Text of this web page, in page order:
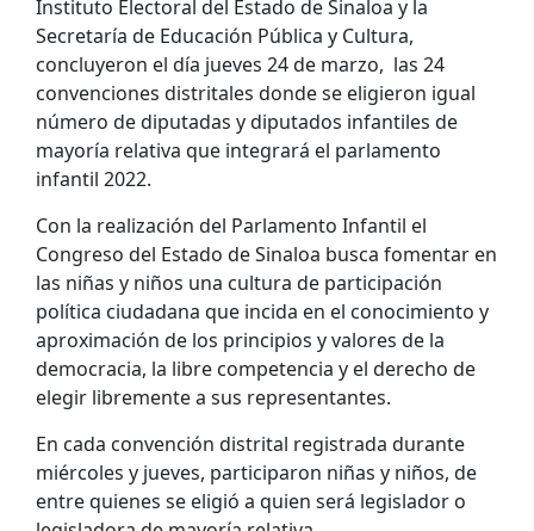
Instituto Electoral del Estado de Sinaloa y la
Secretaría de Educación Pública y Cultura,
concluyeron el día jueves 24 de marzo, las 24
convenciones distritales donde se eligieron igual
número de diputadas y diputados infantiles de
mayoría relativa que integrará el parlamento
infantil 2022.
Con la realización del Parlamento Infantil el
Congreso del Estado de Sinaloa busca fomentar en
las niñas y niños una cultura de participación
política ciudadana que incida en el conocimiento y
aproximación de los principios y valores de la
democracia, la libre competencia y el derecho de
elegir libremente a sus representantes.
En cada convención distrital registrada durante
miércoles y jueves, participaron niñas y niños, de
entre quienes se eligió a quien será legislador o